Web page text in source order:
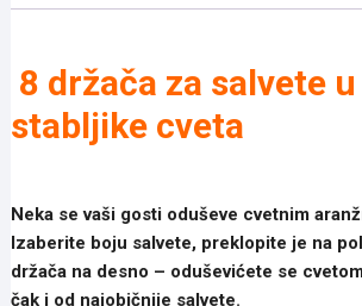
k
8 držača za salvete
stabljike cveta
Neka se vaši gosti oduševe cvetnim
Izaberite boju salvete, preklopite je na
držača na desno – oduševićete se
čak i od najobičnije salvete.